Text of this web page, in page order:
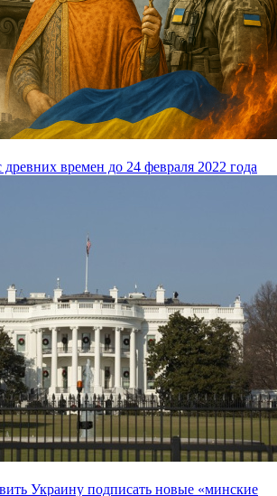
времен до 24 февраля 2022 года
Украину подписать новые «минские